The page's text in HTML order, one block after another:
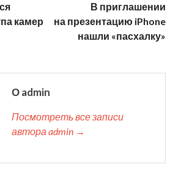
камер
В приглашении
на презентацию iPhone
нашли «пасхалку»
О admin
Посмотреть все записи
автора admin →